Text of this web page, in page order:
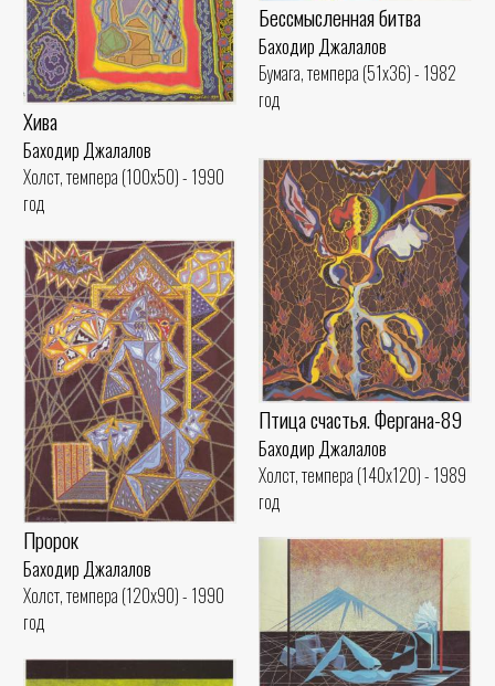
Хива
Баходир Джалалов
Холст, темпера (100x50) - 1990
год
Бессмысленная битва
Баходир Джалалов
Бумага, темпера (51x36) - 1982
год
Птица счастья. Фергана-89
Баходир Джалалов
Холст, темпера (140x120) - 1989
год
Пророк
Баходир Джалалов
Холст, темпера (120x90) - 1990
год